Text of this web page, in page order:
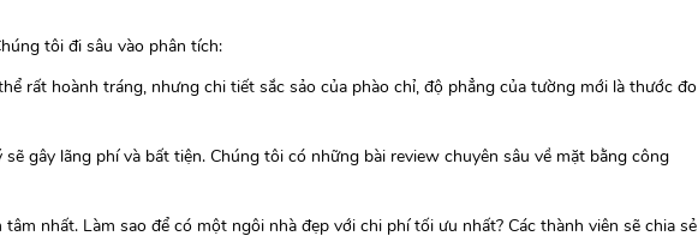
tôi đi sâu vào phân tích:
rất hoành tráng, nhưng chi tiết sắc sảo của phào chỉ, độ phẳng của tường mới là thước đo
gây lãng phí và bất tiện. Chúng tôi có những bài review chuyên sâu về mặt bằng công
nhất. Làm sao để có một ngôi nhà đẹp với chi phí tối ưu nhất? Các thành viên sẽ chia sẻ